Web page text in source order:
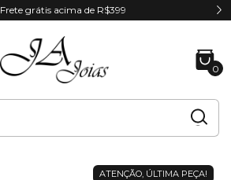
Frete grátis acima de R$399
0
ATENÇÃO, ÚLTIMA PEÇA!